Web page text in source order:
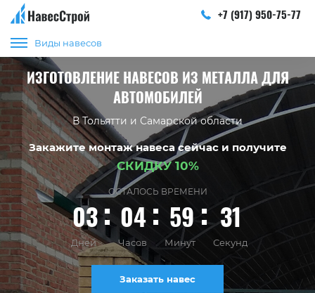
+7 (917) 950-75-77
Виды навесов
ИЗГОТОВЛЕНИЕ НАВЕСОВ ИЗ МЕТАЛЛА ДЛЯ
АВТОМОБИЛЕЙ
В Тольятти и Самарской области
Закажите монтаж навеса сейчас и получите
СКИДКУ 10%
ОСТАЛОСЬ ВРЕМЕНИ
03 04 59 30
Дней Часов Минут Секунд
Заказать навес